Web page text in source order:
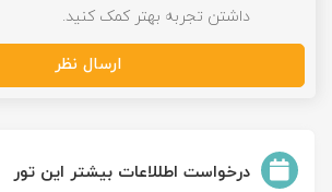
درخواست اطللاعات بیشتر این تور
داشتن تجربه بهتر کمک کنید.
ارسال نظر